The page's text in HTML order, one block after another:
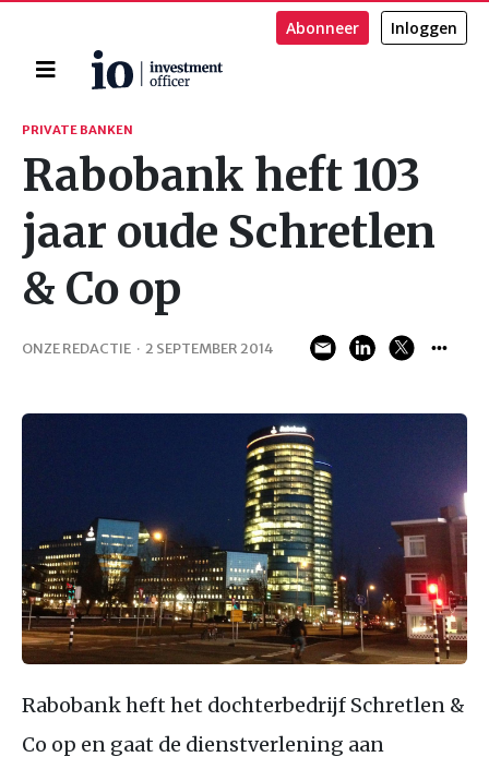
Home
Abonneer Inloggen
Zoeken
PRIVATE BANKEN
Rabobank heft 103
jaar oude Schretlen
& Co op
ONZE REDACTIE · 2 SEPTEMBER 2014
Rabobank heft het dochterbedrijf Schretlen &
Co op en gaat de dienstverlening aan